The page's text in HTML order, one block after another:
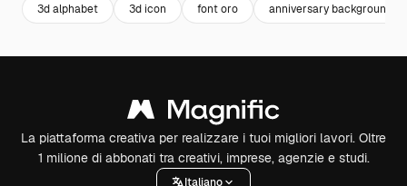
3d alphabet 3d icon font oro anniversary background
La piattaforma creativa per realizzare i tuoi migliori lavori. Oltre
1 milione di abbonati tra creativi, imprese, agenzie e studi.
Italiano